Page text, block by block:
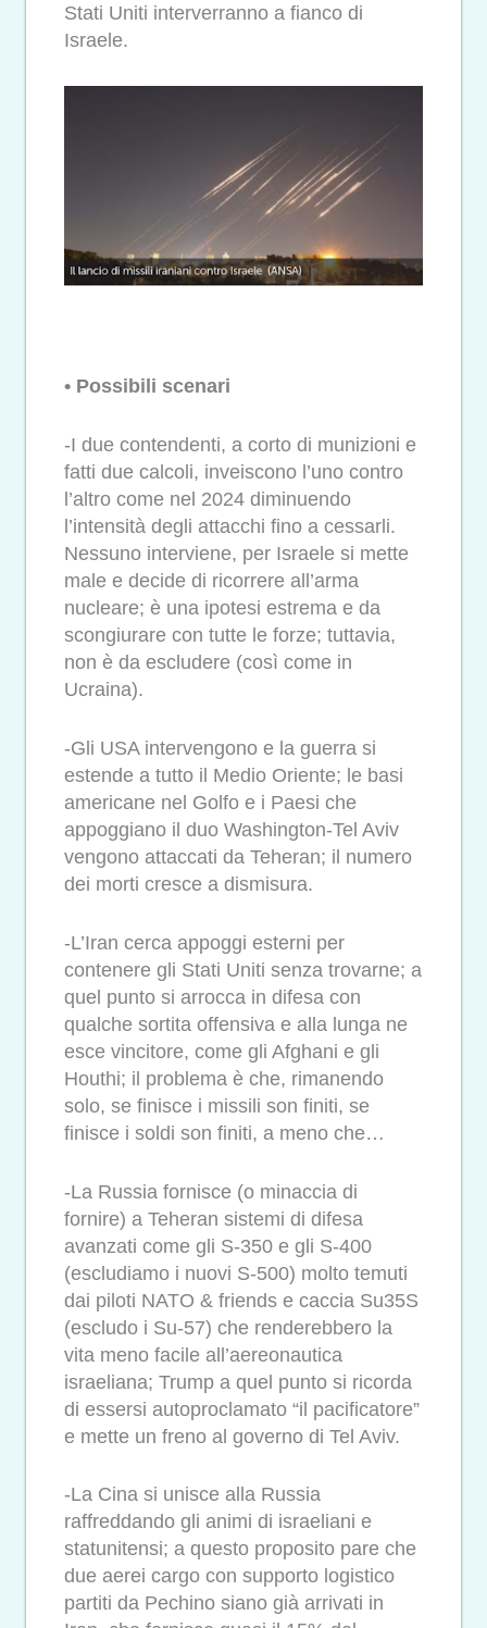
Stati Uniti interverranno a fianco di
Israele.
• Possibili scenari
-I due contendenti, a corto di munizioni e
fatti due calcoli, inveiscono l’uno contro
l’altro come nel 2024 diminuendo
l’intensità degli attacchi fino a cessarli.
Nessuno interviene, per Israele si mette
male e decide di ricorrere all’arma
nucleare; è una ipotesi estrema e da
scongiurare con tutte le forze; tuttavia,
non è da escludere (così come in
Ucraina).
-Gli USA intervengono e la guerra si
estende a tutto il Medio Oriente; le basi
americane nel Golfo e i Paesi che
appoggiano il duo Washington-Tel Aviv
vengono attaccati da Teheran; il numero
dei morti cresce a dismisura.
-L’Iran cerca appoggi esterni per
contenere gli Stati Uniti senza trovarne; a
quel punto si arrocca in difesa con
qualche sortita offensiva e alla lunga ne
esce vincitore, come gli Afghani e gli
Houthi; il problema è che, rimanendo
solo, se finisce i missili son finiti, se
finisce i soldi son finiti, a meno che…
-La Russia fornisce (o minaccia di
fornire) a Teheran sistemi di difesa
avanzati come gli S-350 e gli S-400
(escludiamo i nuovi S-500) molto temuti
dai piloti NATO & friends e caccia Su35S
(escludo i Su-57) che renderebbero la
vita meno facile all’aereonautica
israeliana; Trump a quel punto si ricorda
di essersi autoproclamato “il pacificatore”
e mette un freno al governo di Tel Aviv.
-La Cina si unisce alla Russia
raffreddando gli animi di israeliani e
statunitensi; a questo proposito pare che
due aerei cargo con supporto logistico
partiti da Pechino siano già arrivati in